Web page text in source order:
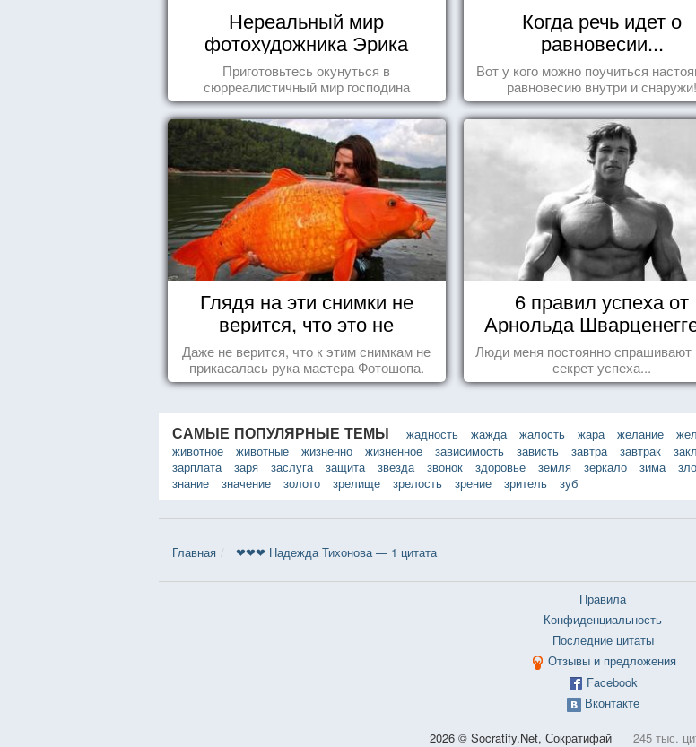
Нереальный мир
фотохудожника Эрика
Йоханссона
Приготовьтесь окунуться в
сюрреалистичный мир господина
Йоханссона
Когда речь идет о
равновесии...
Вот у кого можно поучиться
равновесию внутри и снаружи!
Глядя на эти снимки не
верится, что это не
Фотошоп!
Даже не верится, что к этим снимкам не
прикасалась рука мастера Фотошопа.
6 правил успеха от
Арнольда
Люди меня постоянно спрашивают
секрет успеха...
САМЫЕ ПОПУЛЯРНЫЕ ТЕМЫ жадность жажда жалость жара желание
животное
животные жизненно жизненное зависимость зависть завтра завтрак
зарплата
заря заслуга защита звезда звонок здоровье земля зеркало зима зло
знание
значение золото зрелище зрелость зрение зритель зуб
Главная ❤❤❤ Надежда Тихонова — 1 цитата
Правила
Конфиденциальность
Последние цитаты
Отзывы и предложения
Facebook
Вконтакте
2026 © Socratify.Net, Сократифай 245 тыс.